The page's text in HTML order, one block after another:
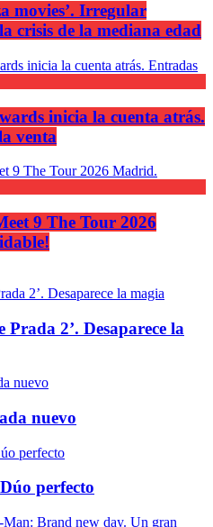
movies’. Irregular
crisis de la mediana edad
inicia la cuenta atrás.
venta
9 The Tour 2026
Prada 2’. Desaparece la
nuevo
perfecto